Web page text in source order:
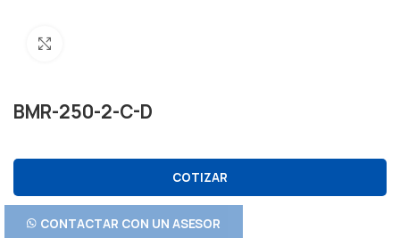
BMR-250-2-C-D
COTIZAR
CONTACTAR CON UN ASESOR